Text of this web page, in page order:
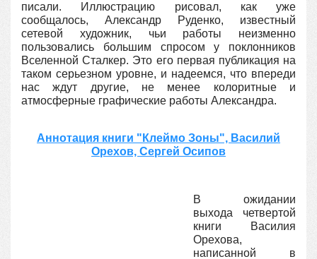
писали. Иллюстрацию рисовал, как уже
сообщалось, Александр Руденко, известный
сетевой художник, чьи работы неизменно
пользовались большим спросом у поклонников
Вселенной Сталкер. Это его первая публикация на
таком серьезном уровне, и надеемся, что впереди
нас ждут другие, не менее колоритные и
атмосферные графические работы Александра.
Аннотация книги "Клеймо Зоны", Василий
Орехов, Сергей Осипов
В ожидании
выхода четвертой
книги Василия
Орехова,
написанной в